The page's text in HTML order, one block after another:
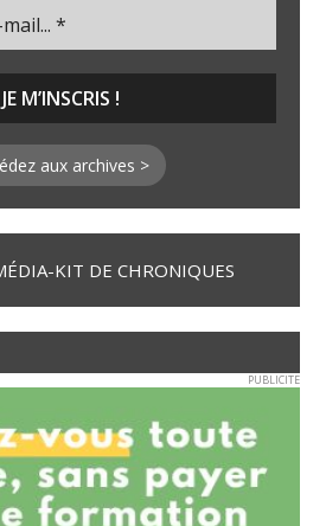
aux archives >
KIT DE CHRONIQUES
PUBLICITE